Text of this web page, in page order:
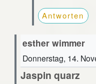
Antworten
esther wimmer
Donnerstag, 14.
Jaspin quarz